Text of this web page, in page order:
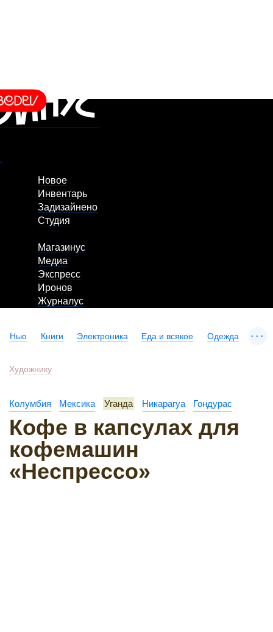
Новое
Инвентарь
Задизайнено
Студия
Магазинус
Медиа
Экспресс
Иронов
Журналус
Нью Книги Электроника Еда и всякое Одежда ...
Художнику
Колумбия Мексика Уганда Никарагуа Гондурас
Кофе в капсулах для
кофемашин
«Неспрессо»